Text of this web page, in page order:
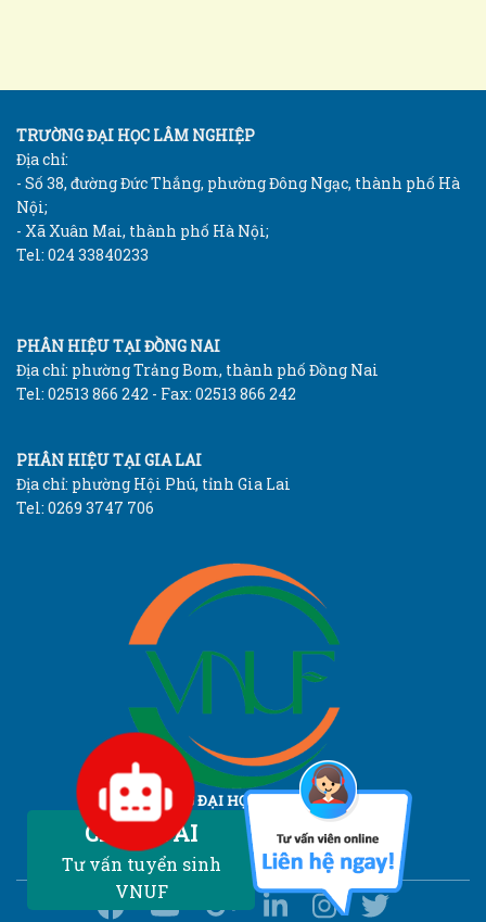
TRƯỜNG ĐẠI HỌC LÂM NGHIỆP
Địa chỉ:
- Số 38, đường Đức Thắng, phường Đông Ngạc, thành phố Hà
Nội;
- Xã Xuân Mai, thành phố Hà Nội;
Tel: 024 33840233
PHÂN HIỆU TẠI ĐỒNG NAI
Địa chỉ: phường Trảng Bom, thành phố Đồng Nai
Tel: 02513 866 242 - Fax: 02513 866 242
PHÂN HIỆU TẠI GIA LAI
Địa chỉ: phường Hội Phú, tỉnh Gia Lai
Tel: 0269 3747 706
TRƯỜNG ĐẠI HỌC LÂM NGHIỆP
Vietnam National University of Forestry
Chatbot AI
Tư vấn tuyển sinh
VNUF